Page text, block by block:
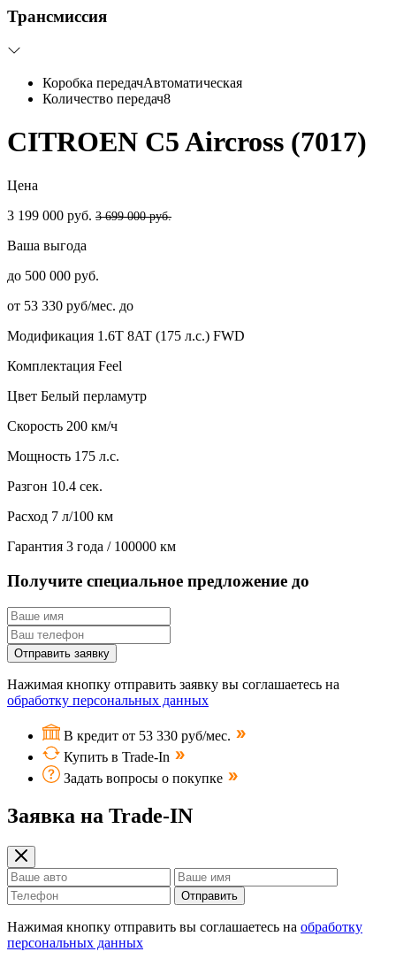
Трансмиссия
Коробка передачАвтоматическая
Количество передач8
CITROEN C5 Aircross (7017)
Цена
3 199 000 руб. 3 699 000 руб.
Ваша выгода
до 500 000 руб.
от 53 330 руб/мес. до
Модификация 1.6T 8AT (175 л.с.) FWD
Комплектация Feel
Цвет Белый перламутр
Скорость 200 км/ч
Мощность 175 л.с.
Разгон 10.4 сек.
Расход 7 л/100 км
Гарантия 3 года / 100000 км
Получите специальное предложение до
Отправить заявку
Нажимая кнопку отправить заявку вы соглашаетесь на
обработку персональных данных
В кредит от 53 330 руб/мес.
Купить в Trade-In
Задать вопросы о покупке
Заявка на Trade-IN
Отправить
Нажимая кнопку отправить вы соглашаетесь на обработку
персональных данных